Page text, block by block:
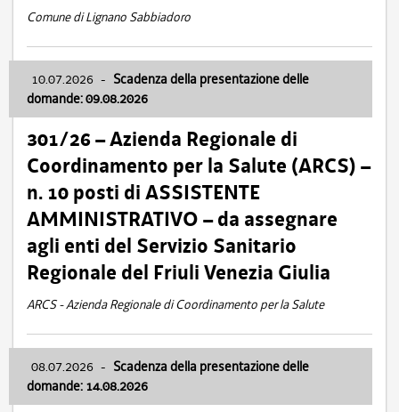
Comune di Lignano Sabbiadoro
10.07.2026 - Scadenza della presentazione delle
domande: 09.08.2026
301/26 – Azienda Regionale di
Coordinamento per la Salute (ARCS) –
n. 10 posti di ASSISTENTE
AMMINISTRATIVO – da assegnare
agli enti del Servizio Sanitario
Regionale del Friuli Venezia Giulia
ARCS - Azienda Regionale di Coordinamento per la Salute
08.07.2026 - Scadenza della presentazione delle
domande: 14.08.2026